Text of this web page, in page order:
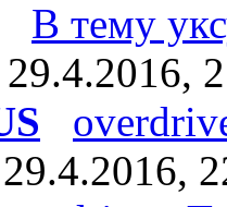
В тему
29.4.2016,
29.4.2016,